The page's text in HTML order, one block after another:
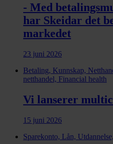
- Med
har Skeidar det
markedet
23 juni 2026
Betaling, Kunnskap,
netthandel, Financial health
Vi lanserer
15 juni 2026
Sparekonto, Lån,